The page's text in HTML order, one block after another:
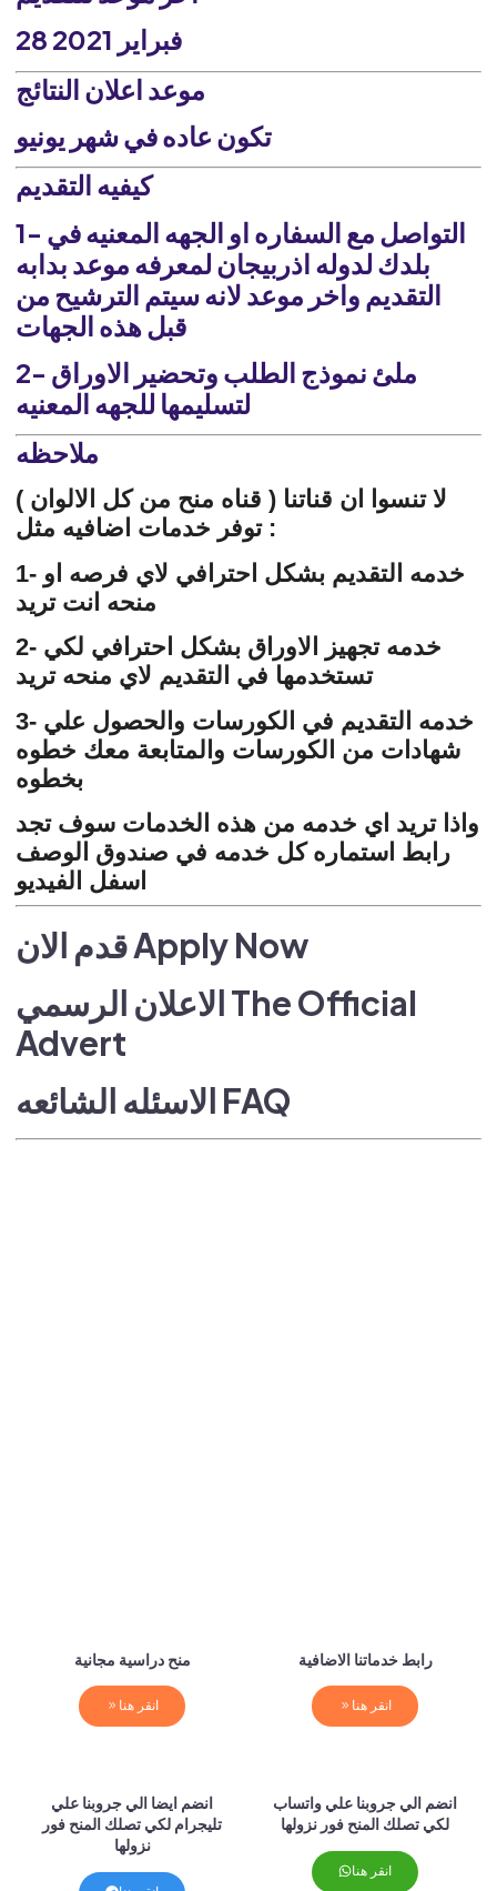
28 فبراير 2021
موعد اعلان النتائج
تكون عاده في شهر يونيو
كيفيه التقديم
1- التواصل مع السفاره او الجهه المعنيه في
بلدك لدوله اذربيجان لمعرفه موعد بدابه
التقديم واخر موعد لانه سيتم الترشيح من
قبل هذه الجهات
2- ملئ نموذج الطلب وتحضير الاوراق
لتسليمها للجهه المعنيه
ملاحظه
لا تنسوا ان قناتنا ( قناه منح من كل الالوان )
توفر خدمات اضافيه مثل :
1- خدمه التقديم بشكل احترافي لاي فرصه او
منحه انت تريد
2- خدمه تجهيز الاوراق بشكل احترافي لكي
تستخدمها في التقديم لاي منحه تريد
3- خدمه التقديم في الكورسات والحصول علي
شهادات من الكورسات والمتابعة معك خطوه
بخطوه
واذا تريد اي خدمه من هذه الخدمات سوف تجد
رابط استماره كل خدمه في صندوق الوصف
اسفل الفيديو
قدم الان Apply Now
الاعلان الرسمي The Official
Advert
الاسئله الشائعه FAQ
رابط خدماتنا الاضافية
انقر هنا
منح دراسية مجانية
انقر هنا
انضم الي جروبنا علي واتساب
لكي تصلك المنح فور نزولها
انقر هنا
انضم ايضا الي جروبنا علي
تليجرام لكي تصلك المنح فور
نزولها